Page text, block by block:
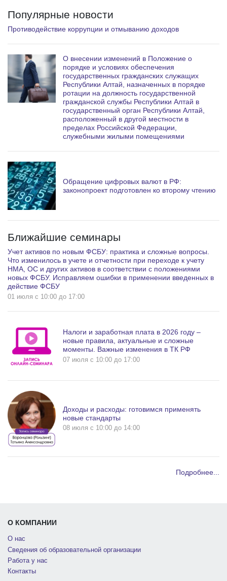
Популярные новости
Противодействие коррупции и отмыванию доходов
О внесении изменений в Положение о
порядке и условиях обеспечения
государственных гражданских служащих
Республики Алтай, назначенных в порядке
ротации на должность государственной
гражданской службы Республики Алтай в
государственный орган Республики Алтай,
расположенный в другой местности в
пределах Российской Федерации,
служебными жилыми помещениями
Обращение цифровых валют в РФ:
законопроект подготовлен ко второму чтению
Ближайшие семинары
Учет активов по новым ФСБУ: практика и сложные вопросы.
Что изменилось в учете и отчетности при переходе к учету
НМА, ОС и других активов в соответствии с положениями
новых ФСБУ. Исправляем ошибки в применении введенных в
действие ФСБУ
01 июля c 10:00 до 17:00
Налоги и заработная плата в 2026 году –
новые правила, актуальные и сложные
моменты. Важные изменения в ТК РФ
07 июля c 10:00 до 17:00
Доходы и расходы: готовимся применять
новые стандарты
08 июля c 10:00 до 14:00
Подробнее...
О КОМПАНИИ
О нас
Сведения об образовательной организации
Работа у нас
Контакты